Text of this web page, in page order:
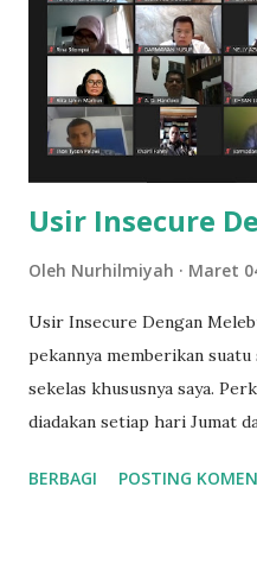
untuk kebaikan dunia dan
dialihbahasakan oleh KH.
Pesantren Nailul Ula,
belajar menerjemahkan
(Jawa), namun saya merasa
Usir Insecure
Oleh Nurhilmiyah Maret
Usir Insecure Dengan
pekannya memberikan
sekelas khususnya saya.
diadakan setiap hari Jumat
maya atau virtual meeting
BERBAGI POSTING